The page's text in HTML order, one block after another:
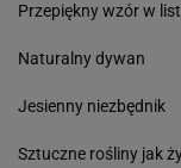
Przepiękny wzór w
Naturalny dywan
Jesienny niezbędnik
Sztuczne rośliny jak